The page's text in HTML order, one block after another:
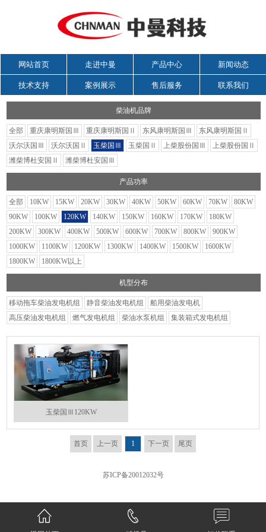
网站首页 走进中曼 产品中心 新闻动态
技术支持 案例展示 售后服务 联系我们
柴油机品牌
全部 重庆康明斯国Ⅲ 重庆康明斯国Ⅱ 东风康明斯国Ⅲ
东风康明斯国Ⅱ
沃尔沃国Ⅲ
沃尔沃国Ⅱ 玉柴国Ⅲ 玉柴国Ⅱ 上柴股份国Ⅲ
上柴股份国Ⅱ
潍柴博杜安国Ⅱ
潍柴博杜安国Ⅲ
产品功率
全部 10KW 15KW 20KW 30KW 40KW 50KW 60KW 70KW
80KW
90KW
100KW 120KW 140KW 150KW 160KW 170KW
180KW
200KW
300KW 400KW 500KW 600KW 700KW 800KW
900KW
1000KW
1100KW 1200KW 1300KW 1400KW 1500KW
1600KW
1800KW
1800KW以上
机型分布
移动拖车柴油发电机组 静音柴油发电机组
船用柴油发电机
高压柴油发电机组
燃气发电机组 柴油水泵机组 集装箱式发电机组
玉柴国Ⅲ120KW
首页 上一页 1 下一页 尾页
苏ICP备20012032号